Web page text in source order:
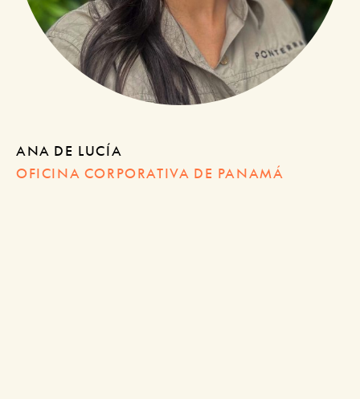
ANA DE LUCÍA
OFICINA CORPORATIVA DE PANAMÁ